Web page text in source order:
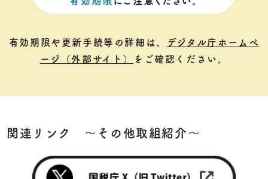
有効期限や更新手続等の詳細は、
デジタル庁ホームペ
ージ（外部サイト）
をご確認ください。
関連リンク 〜その他取組紹介〜